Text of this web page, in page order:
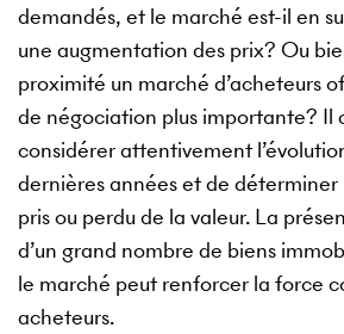
demandés, et le marché est-il en
une augmentation des prix? Ou
proximité un marché d’acheteurs
de négociation plus importante? Il
considérer attentivement
dernières années et de déterminer
pris ou perdu de la valeur. La
d’un grand nombre de biens
le marché peut renforcer la force
acheteurs.